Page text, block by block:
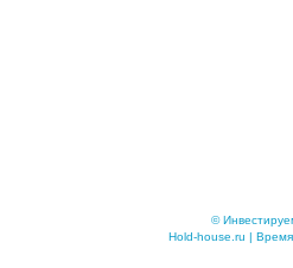
©
Hold-house.ru |